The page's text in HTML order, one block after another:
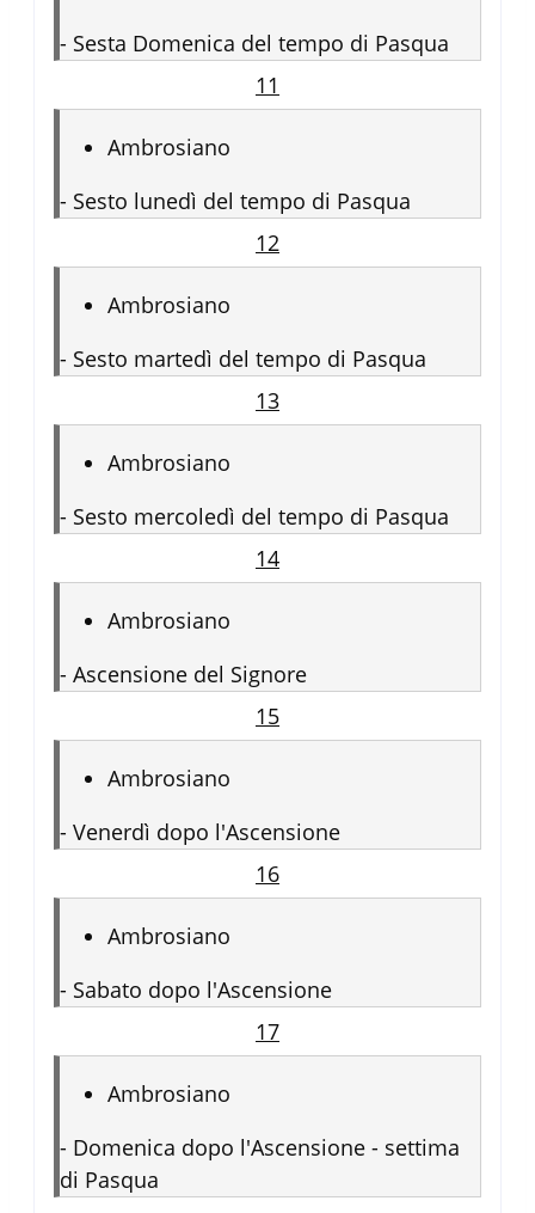
- Sesta Domenica del tempo di Pasqua
11
Ambrosiano
- Sesto lunedì del tempo di Pasqua
12
Ambrosiano
- Sesto martedì del tempo di Pasqua
13
Ambrosiano
- Sesto mercoledì del tempo di Pasqua
14
Ambrosiano
- Ascensione del Signore
15
Ambrosiano
- Venerdì dopo l'Ascensione
16
Ambrosiano
- Sabato dopo l'Ascensione
17
Ambrosiano
- Domenica dopo l'Ascensione - settima
di Pasqua